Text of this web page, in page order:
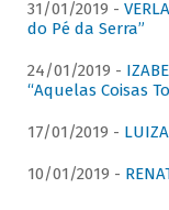
31/01/2019 -
do Pé da Serra”
24/01/2019 -
“Aquelas Coisas
17/01/2019 -
10/01/2019 -